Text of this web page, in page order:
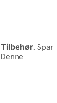
. Spar